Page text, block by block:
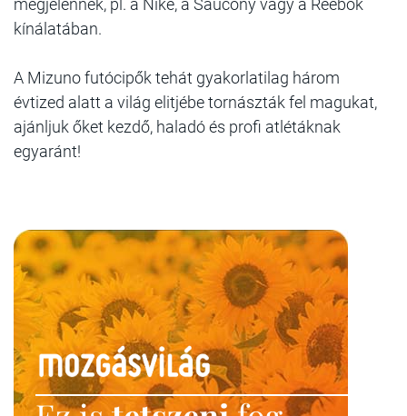
megjelennek, pl. a Nike, a Saucony vagy a Reebok
kínálatában.
A Mizuno futócipők tehát gyakorlatilag három
évtized alatt a világ elitjébe tornászták fel magukat,
ajánljuk őket kezdő, haladó és profi atlétáknak
egyaránt!